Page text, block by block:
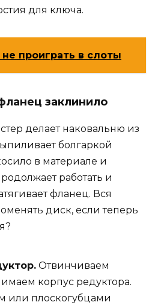
для ключа.
не проиграть в слоты
заклинило
делает наковальню из
болгаркой
в материале и
работать и
фланец. Вся
диск, если теперь
Отвинчиваем
корпус редуктора.
или плоскогубцами